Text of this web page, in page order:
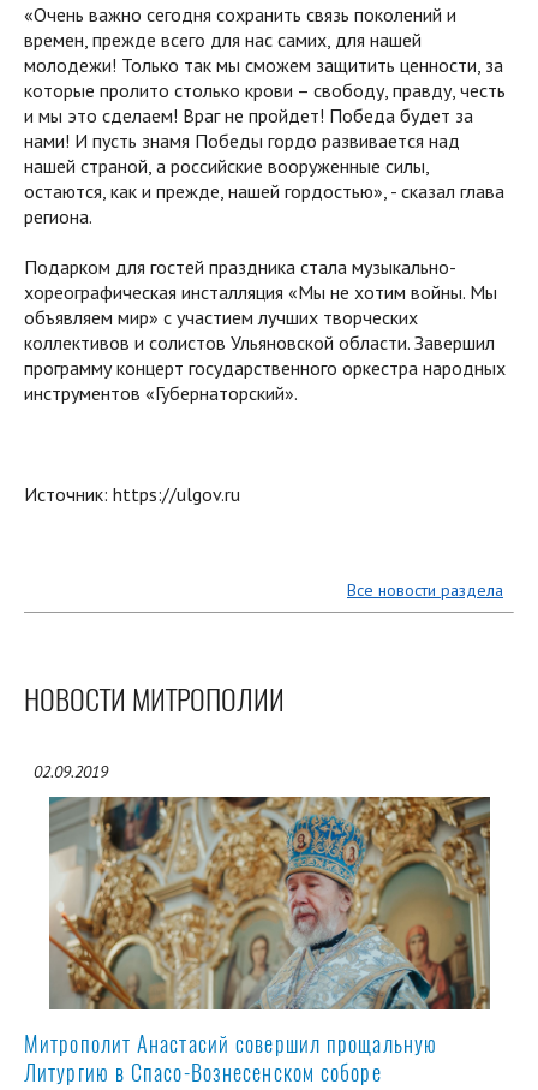
«Очень важно сегодня сохранить связь поколений и
времен, прежде всего для нас самих, для нашей
молодежи! Только так мы сможем защитить ценности, за
которые пролито столько крови – свободу, правду, честь
и мы это сделаем! Враг не пройдет! Победа будет за
нами! И пусть знамя Победы гордо развивается над
нашей страной, а российские вооруженные силы,
остаются, как и прежде, нашей гордостью», - сказал глава
региона.
Подарком для гостей праздника стала музыкально-
хореографическая инсталляция «Мы не хотим войны. Мы
объявляем мир» с участием лучших творческих
коллективов и солистов Ульяновской области. Завершил
программу концерт государственного оркестра народных
инструментов «Губернаторский».
Источник: https://ulgov.ru
Все новости раздела
НОВОСТИ МИТРОПОЛИИ
02.09.2019
Митрополит Анастасий совершил прощальную
Литургию в Спасо-Вознесенском соборе